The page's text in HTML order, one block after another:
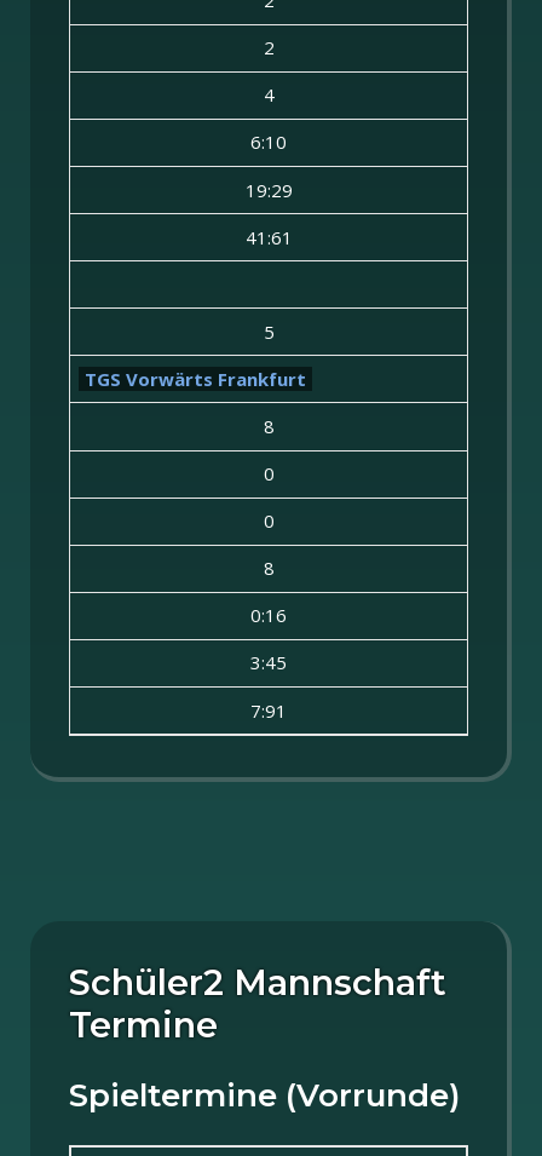
2
4
6:10
19:29
41:61
5
TGS Vorwärts Frankfurt
8
0
0
8
0:16
3:45
7:91
Schüler2 Mannschaft
Termine
Spieltermine (Vorrunde)